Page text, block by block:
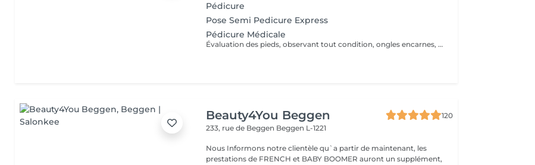
Pédicure
Pose Semi Pedicure Express
Pédicure Médicale
Évaluation des pieds, observant tout condition, ongles encarnes, cour, callosités ! En cas de infections, champignons, micose ou les problèmes cotanés, recomandez une visite chez le podologue si necessaire. Desinfection des Pieds avec solution antiseptique. Retrait du Vernis Précédent avec un dissolvant pour nettoyer complètement les ongles des pieds. Coupez, desencarnes et Modelez les ongles avec une pance et lime, Pousses les Cuticules avec batone pour repousser doucement vers l'arrière et coupez les excès, Coupez avec bisturi les callosites si necessaire Traitement avec une rape pour eliminer les cellules mortes et les callosites, sans besoin d'immersion dans l'eau. Application d'un gommage supplementaire si necessaire. Hydratation Intense avec crème et les cuticules pour maintenir la peau douce, Appliquez une base transparent pour protéger les ongles. Attendez suffisamment de tempos pour sèc
Beauty4You Beggen
120
233, rue de Beggen Beggen L-1221
Nous Informons notre clientèle qu`a partir de maintenant, les
prestations de FRENCH et BABY BOOMER auront un supplément,